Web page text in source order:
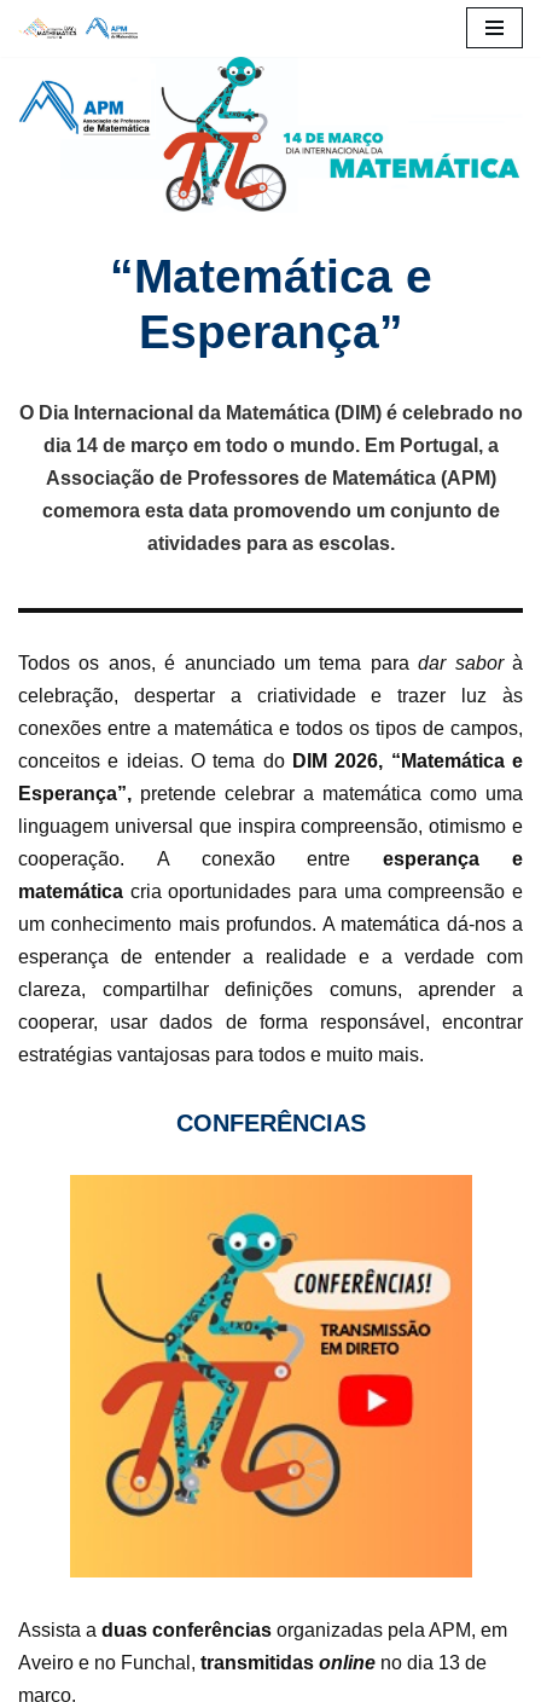
para
“Matemática e
Esperança”
O Dia Internacional da Matemática (DIM) é celebrado no
dia 14 de março em todo o mundo. Em Portugal, a
Associação de Professores de Matemática (APM)
comemora esta data promovendo um conjunto de
atividades para as escolas.
Todos os anos, é anunciado um tema paradar saborà
celebração, despertar a criatividade e trazer luz às
conexões entre a matemática e todos os tipos de campos,
conceitos e ideias. O tema doDIM 2026, “Matemática e
Esperança”, pretende celebrar a matemática como uma
linguagem universal que inspira compreensão, otimismo e
cooperação.
A conexão entreesperança e
matemática cria oportunidades para uma compreensão e
um conhecimento mais profundos. A matemática dá-nos a
esperança de entender a realidade e a verdade com
clareza, compartilhar definições comuns, aprender a
cooperar, usar dados de forma responsável, encontrar
estratégias vantajosas para todos e muito mais.
CONFERÊNCIAS
Assista a duas conferências organizadas pela APM, em
Aveiro e no Funchal, transmitidas online no dia 13 de
março.